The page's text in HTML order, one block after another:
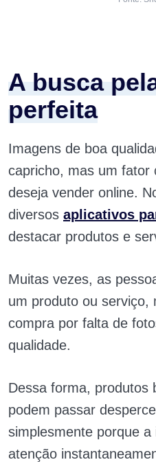
A busca
perfeita
Imagens de boa
capricho, mas um fator
deseja vender online.
diversos aplicativos
destacar produtos e
Muitas vezes, as
um produto ou serviço,
compra por falta de
qualidade.
Dessa forma, produtos
podem passar
simplesmente porque
atenção